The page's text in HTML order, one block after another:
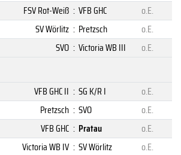
FSV Rot-Weiß : VFB GHC
o.E.
SV Wörlitz : Pretzsch
o.E.
SVO : Victoria WB III
o.E.
VFB GHC II : SG K/R I
o.E.
Pretzsch : SVO
o.E.
VFB GHC : Pratau
o.E.
Victoria WB IV : SV Wörlitz
o.E.